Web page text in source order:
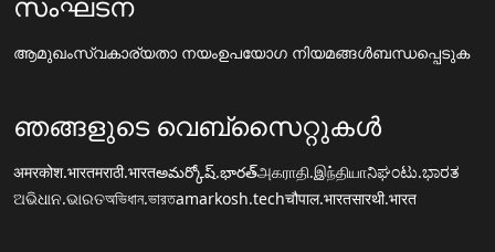
ആമുഖംസ്വകാര്യതാ നയംഉപയോഗ നിയമങ്ങൾബന്ധപ്പെടുക
ഞങ്ങളുടെ വെബ്സൈറ്റുകൾ
अमरकोश.भारतमराठी.भारतఅమర్కోష్.భారత్அகராதி.இந்தியாನಿಘಂಟು.ಭಾರತ
ଅଭିଧାନ.ଭାରତঅভিধান.ভারতamarkosh.techचौपाल.भारतसारथी.भारत